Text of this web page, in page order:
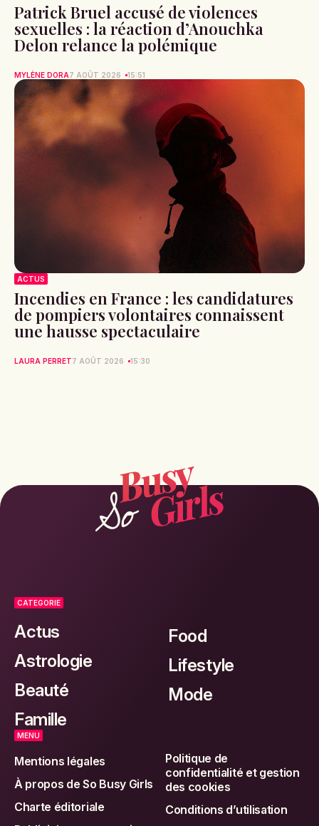
Patrick Bruel accusé de violences
sexuelles : la réaction d’Anouchka
Delon relance la polémique
MYLÈNE DORA7 AOÛT 2026 15:51
ACTUS
Incendies en France : les candidatures
de pompiers volontaires connaissent
une hausse spectaculaire
LAURA PERRET7 AOÛT 2026 15:30
CATEGORIE
Actus
Astrologie
Beauté
Famille
Food
Lifestyle
Mode
MENU
Mentions légales
À propos de So Busy Girls
Charte éditoriale
Politique de
confidentialité et gestion
des cookies
Conditions d’utilisation